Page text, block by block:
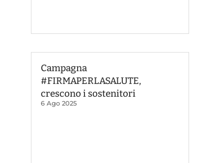
Campagna
#FIRMAPERLASALUTE,
crescono i sostenitori
6 Ago 2025